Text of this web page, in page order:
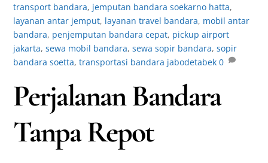
transport bandara, jemputan bandara soekarno hatta,
layanan antar jemput, layanan travel bandara, mobil antar
bandara, penjemputan bandara cepat, pickup airport
jakarta,sewa mobil bandara,sewa sopir bandara,sopir
bandara soetta,transportasi bandara jabodetabek 0
Perjalanan Bandara
Tanpa Repot